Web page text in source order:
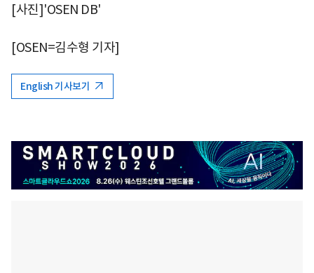
[사진]'OSEN DB'
[OSEN=김수형 기자]
English 기사보기